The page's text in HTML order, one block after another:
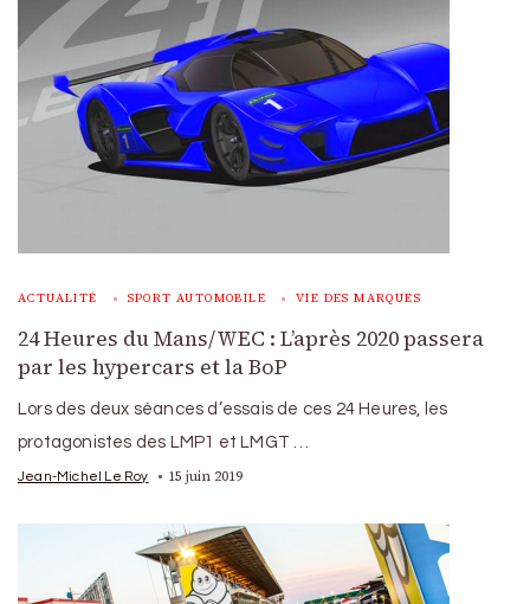
ACTUALITÉ SPORT AUTOMOBILE VIE DES MARQUES
24 Heures du Mans/WEC : L’après 2020 passera
par les hypercars et la BoP
Lors des deux séances d’essais de ces 24 Heures, les
protagonistes des LMP1 et LMGT …
Jean-Michel Le Roy 15 juin 2019